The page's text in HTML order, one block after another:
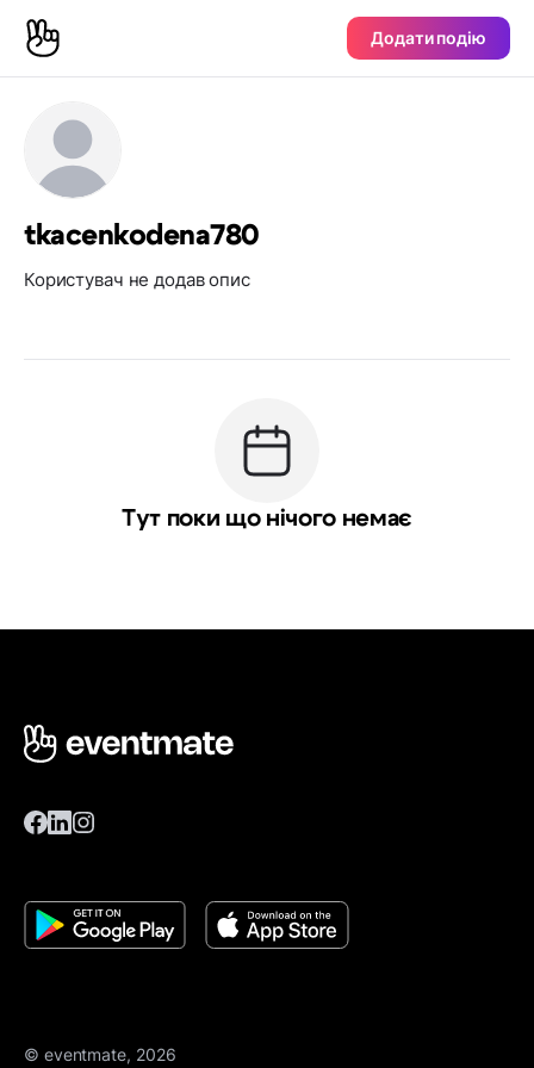
Додати подію
tkacenkodena780
Користувач не додав опис
Тут поки що нічого немає
© eventmate, 2026